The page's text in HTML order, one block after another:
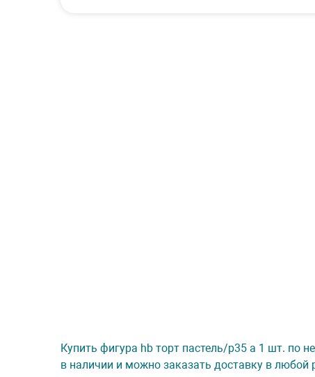
Купить фигура hb торт пастель/p35 а 1 шт. по
в наличии и можно заказать доставку в любой